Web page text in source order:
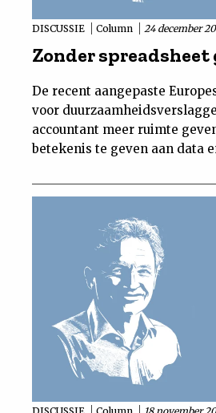
DISCUSSIE Column 24 december
Zonder spreadsheet
De recent aangepaste
voor
accountant meer ruimte
betekenis te geven aan data